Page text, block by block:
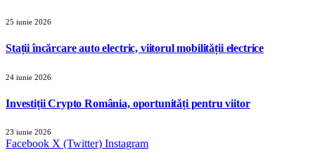
25 iunie 2026
Stații încărcare auto electric, viitorul mobilității electrice
24 iunie 2026
Investiții Crypto România, oportunități pentru viitor
23 iunie 2026
Facebook X (Twitter) Instagram